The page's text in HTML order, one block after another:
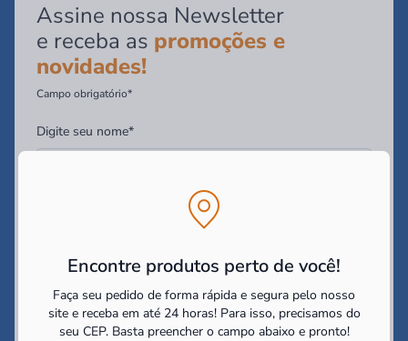
Encontre produtos perto de você!
Faça seu pedido de forma rápida e segura pelo nosso
site e receba em até 24 horas! Para isso, precisamos do
seu CEP. Basta preencher o campo abaixo e pronto!
Assine nossa Newsletter
e receba as promoções e
novidades!
Campo obrigatório*
Digite seu nome*
Digite seu WhatsApp (Opcional)